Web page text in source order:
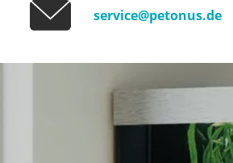
service@petonus.de